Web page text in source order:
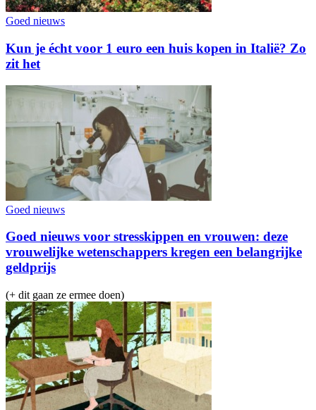
Goed nieuws
Kun je écht voor 1 euro een huis kopen in Italië? Zo
zit het
Goed nieuws
Goed nieuws voor stresskippen en vrouwen: deze
vrouwelijke wetenschappers kregen een belangrijke
geldprijs
(+ dit gaan ze ermee doen)